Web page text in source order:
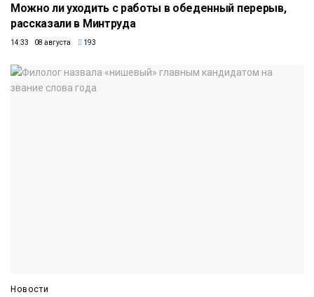
Можно ли уходить с работы в обеденный перерыв,
рассказали в Минтруда
14:33 08 августа 193
Новости